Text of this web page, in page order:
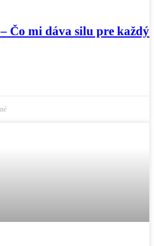
Čo mi dáva silu pre každý